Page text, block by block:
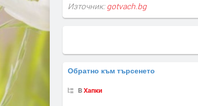
Източник: gotvach.bg
Обратно към търсенето
ВХапки